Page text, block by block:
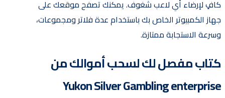
كافٍ لإرضاء أي لاعب شغوف. يمكنك تصفح موقعك على
جهاز الكمبيوتر الخاص بك باستخدام عدة فلاتر ومجموعات،
وسرعة الاستجابة ممتازة.
كتاب مفصل لك لسحب أموالك من
Yukon Silver Gambling enterprise